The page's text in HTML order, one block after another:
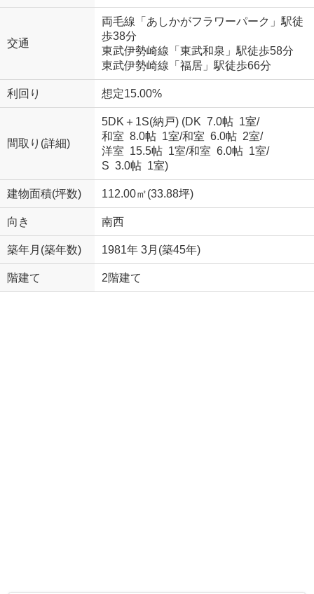
交通
両毛線「あしかがフラワーパーク」駅徒
歩38分
東武伊勢崎線「東武和泉」駅徒歩58分
東武伊勢崎線「福居」駅徒歩66分
利回り 想定15.00%
間取り(詳細)
5DK＋1S(納戸) (DK 7.0帖 1室/
和室 8.0帖 1室/和室 6.0帖 2室/
洋室 15.5帖 1室/和室 6.0帖 1室/
S 3.0帖 1室)
建物面積(坪数) 112.00㎡(33.88坪)
向き 南西
築年月(築年数) 1981年 3月(築45年)
階建て 2階建て